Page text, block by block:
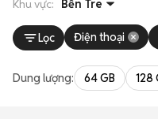
Khu vực: Bến Tre
Lọc Điện thoại
Dung lượng: 64 GB 128